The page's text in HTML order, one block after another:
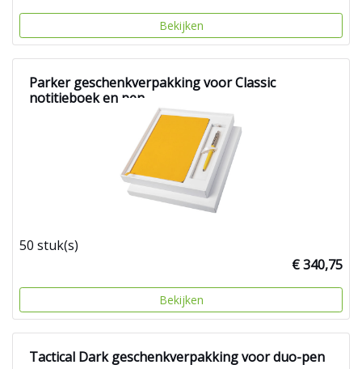
Bekijken
Parker geschenkverpakking voor Classic
notitieboek en pen
50 stuk(s)
€ 340,75
Bekijken
Tactical Dark geschenkverpakking voor duo-pen